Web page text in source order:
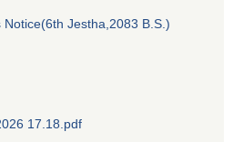
Jestha,2083 B.S.)
17.18.pdf